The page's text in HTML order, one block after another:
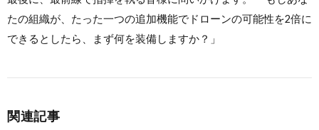
たの組織が、たった一つの追加機能でドローンの可能性を2倍に
できるとしたら、まず何を装備しますか？」
関連記事